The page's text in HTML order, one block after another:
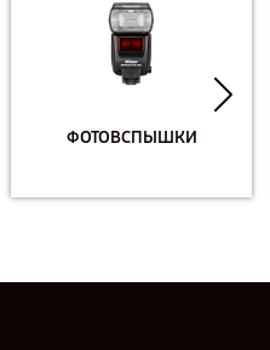
ФОТОВСПЫШКИ